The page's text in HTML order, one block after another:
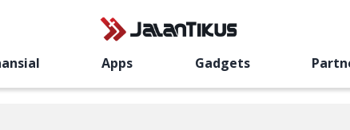
Apps Gadgets